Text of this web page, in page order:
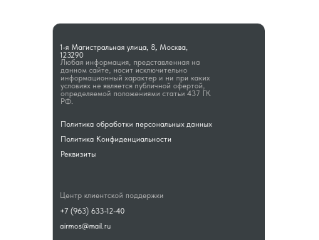
Любая информация, представленная на
данном сайте, носит исключительно
информационный характер и ни при каких
условиях не является публичной офертой,
определяемой положениями статьи 437 ГК
РФ.
1-я Магистральная улица, 8, Москва,
123290
Политика обработки персональных данных
Политика Конфиденциальности
Реквизиты
Центр клиентской поддержки
+7 (963) 633-12-40
airmos@mail.ru